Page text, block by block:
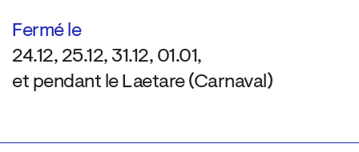
Fermé le
24.12, 25.12, 31.12, 01.01,
et pendant le Laetare (Carnaval)